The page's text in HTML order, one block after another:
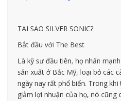
TẠI SAO SILVER SONIC?
Bắt đầu với The Best
Là kỹ sư đầu tiên, họ nhấn
sản xuất ở Bắc Mỹ, loại bỏ các
ngày nay rất phổ biến. Trong
giảm lợi nhuận của họ, nó cũng